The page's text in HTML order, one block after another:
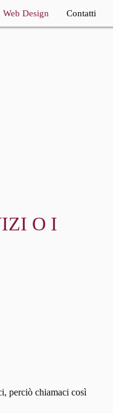
Web Design Contatti
O I
perciò chiamaci così